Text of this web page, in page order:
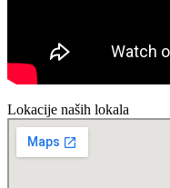
Lokacije naših lokala